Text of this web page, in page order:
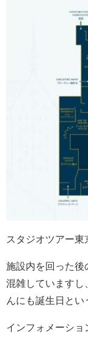
スタジオツアー東
施設内を回った後
混雑していますし
んにも誕生日とい
インフォメーシ